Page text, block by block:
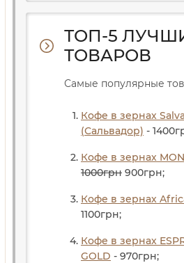
ТОП-5
ТОВАРОВ
Самые популярные
Кофе в зернах
(Сальвадор) - 1400
Кофе в зернах
1000грн 900грн;
Кофе в зернах
1100грн;
Кофе в зернах
GOLD - 970грн;